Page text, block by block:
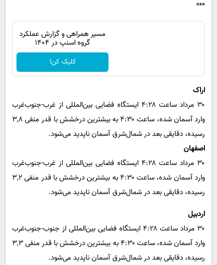
***
مسیر همراهی و گزارش عملکرد
گروه اسنپ در ۱۴۰۴
کلیک کن!
اراک
۳۰ مرداد ساعت ۴:۲۸ ایستگاه فضایی بین‌المللی از‌ غرب-جنوب‌غرب
وارد آسمان شده، ساعت ۴:۳۰ به بیشترین درخشش با قدر منفی ۳,۸
رسیده، دقایقی بعد در شمال‌شرق آسمان ناپدید می‌شود.
اصفهان
۳۰ مرداد ساعت ۴:۲۸ ایستگاه فضایی بین‌المللی از‌ غرب-جنوب‌غرب
وارد آسمان شده، ساعت ۴:۳۰ به بیشترین درخشش با قدر منفی ۳,۲
رسیده، دقایقی بعد در شمال‌شرق آسمان ناپدید می‌شود.
اردبیل
۳۰ مرداد ساعت ۴:۲۸ ایستگاه فضایی بین‌المللی از‌ جنوب-جنوب‌غرب
وارد آسمان شده، ساعت ۴:۳۰ به بیشترین درخشش با قدر منفی ۳,۳
رسیده، دقایقی بعد در شمال‌شرق آسمان ناپدید می‌شود.